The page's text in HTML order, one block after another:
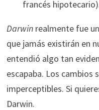
francés
Darwinrealmente fue
que jamás existirán en
entendió algo tan
escapaba. Los cambios
imperceptibles. Si
Darwin.